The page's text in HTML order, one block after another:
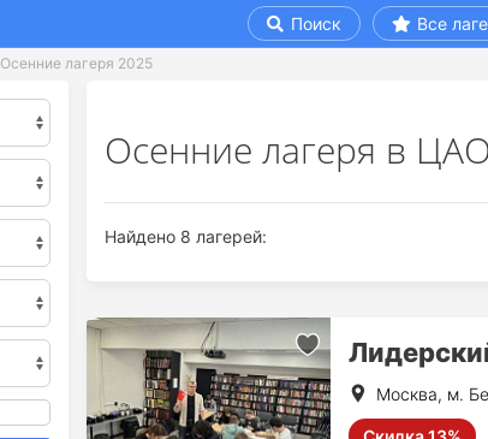
Поиск Все
Осенние лагеря 2025
Осенние лагеря в
Найдено 8 лагерей:
Москва, м.